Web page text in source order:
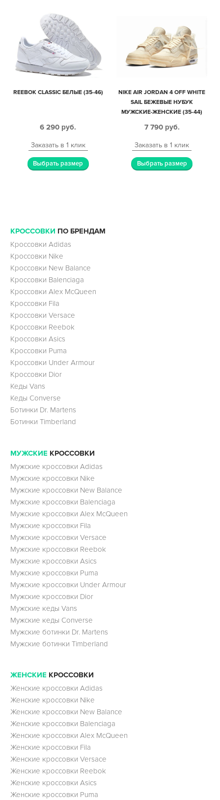
REEBOK CLASSIC БЕЛЫЕ (35-46)
6 290 руб.
Заказать в 1 клик
Выбрать размер
NIKE AIR JORDAN 4 OFF WHITE
SAIL БЕЖЕВЫЕ НУБУК
МУЖСКИЕ-ЖЕНСКИЕ (35-44)
7 790 руб.
Заказать в 1 клик
Выбрать размер
КРОССОВКИ ПО БРЕНДАМ
Кроссовки Adidas
Кроссовки Nike
Кроссовки New Balance
Кроссовки Balenciaga
Кроссовки Alex McQueen
Кроссовки Fila
Кроссовки Versace
Кроссовки Reebok
Кроссовки Asics
Кроссовки Puma
Кроссовки Under Armour
Кроссовки Dior
Кеды Vans
Кеды Converse
Ботинки Dr. Martens
Ботинки Timberland
МУЖСКИЕ КРОССОВКИ
Мужские кроссовки Adidas
Мужские кроссовки Nike
Мужские кроссовки New Balance
Мужские кроссовки Balenciaga
Мужские кроссовки Alex McQueen
Мужские кроссовки Fila
Мужские кроссовки Versace
Мужские кроссовки Reebok
Мужские кроссовки Asics
Мужские кроссовки Puma
Мужские кроссовки Under Armour
Мужские кроссовки Dior
Мужские кеды Vans
Мужские кеды Converse
Мужские ботинки Dr. Martens
Мужские ботинки Timberland
ЖЕНСКИЕ КРОССОВКИ
Женские кроссовки Adidas
Женские кроссовки Nike
Женские кроссовки New Balance
Женские кроссовки Balenciaga
Женские кроссовки Alex McQueen
Женские кроссовки Fila
Женские кроссовки Versace
Женские кроссовки Reebok
Женские кроссовки Asics
Женские кроссовки Puma